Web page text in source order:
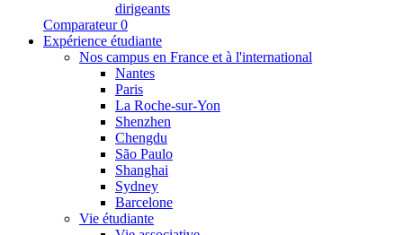
dirigeants
Comparateur 0
Expérience étudiante
Nos campus en France et à l'international
Nantes
Paris
La Roche-sur-Yon
Shenzhen
Chengdu
São Paulo
Shanghai
Sydney
Barcelone
Vie étudiante